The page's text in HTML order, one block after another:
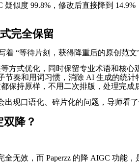
似度 99.8%，修改后直接降到
完全保留
着 “等待片刻，获得降重后的原创范
方式优化，同时保留专业术语和核心
奏和用词习惯，消除 AI 生成的统计
保持原样，不用二次排版，处理完成
现口语化、碎片化的问题，导师看了
降？
无效，而 Paperzz 的降 AIGC 功能